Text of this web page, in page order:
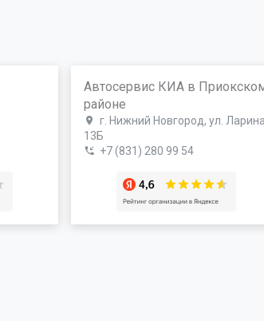
Автосервис КИА в
районе
г. Нижний Новгород, ул. Ларина
13Б
+7 (831) 280 99 54